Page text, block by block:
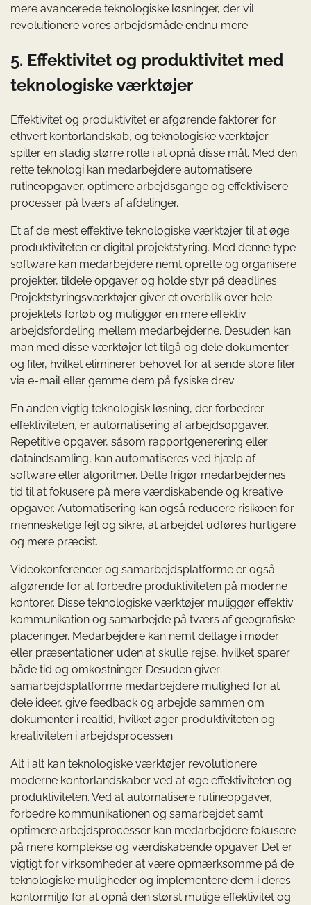
mere avancerede teknologiske løsninger, der vil
revolutionere vores arbejdsmåde endnu mere.
5. Effektivitet og produktivitet med
teknologiske værktøjer
Effektivitet og produktivitet er afgørende faktorer for
ethvert kontorlandskab, og teknologiske værktøjer
spiller en stadig større rolle i at opnå disse mål. Med den
rette teknologi kan medarbejdere automatisere
rutineopgaver, optimere arbejdsgange og effektivisere
processer på tværs af afdelinger.
Et af de mest effektive teknologiske værktøjer til at øge
produktiviteten er digital projektstyring. Med denne type
software kan medarbejdere nemt oprette og organisere
projekter, tildele opgaver og holde styr på deadlines.
Projektstyringsværktøjer giver et overblik over hele
projektets forløb og muliggør en mere effektiv
arbejdsfordeling mellem medarbejderne. Desuden kan
man med disse værktøjer let tilgå og dele dokumenter
og filer, hvilket eliminerer behovet for at sende store filer
via e-mail eller gemme dem på fysiske drev.
En anden vigtig teknologisk løsning, der forbedrer
effektiviteten, er automatisering af arbejdsopgaver.
Repetitive opgaver, såsom rapportgenerering eller
dataindsamling, kan automatiseres ved hjælp af
software eller algoritmer. Dette frigør medarbejdernes
tid til at fokusere på mere værdiskabende og kreative
opgaver. Automatisering kan også reducere risikoen for
menneskelige fejl og sikre, at arbejdet udføres hurtigere
og mere præcist.
Videokonferencer og samarbejdsplatforme er også
afgørende for at forbedre produktiviteten på moderne
kontorer. Disse teknologiske værktøjer muliggør effektiv
kommunikation og samarbejde på tværs af geografiske
placeringer. Medarbejdere kan nemt deltage i møder
eller præsentationer uden at skulle rejse, hvilket sparer
både tid og omkostninger. Desuden giver
samarbejdsplatforme medarbejdere mulighed for at
dele ideer, give feedback og arbejde sammen om
dokumenter i realtid, hvilket øger produktiviteten og
kreativiteten i arbejdsprocessen.
Alt i alt kan teknologiske værktøjer revolutionere
moderne kontorlandskaber ved at øge effektiviteten og
produktiviteten. Ved at automatisere rutineopgaver,
forbedre kommunikationen og samarbejdet samt
optimere arbejdsprocesser kan medarbejdere fokusere
på mere komplekse og værdiskabende opgaver. Det er
vigtigt for virksomheder at være opmærksomme på de
teknologiske muligheder og implementere dem i deres
kontormiljø for at opnå den størst mulige effektivitet og